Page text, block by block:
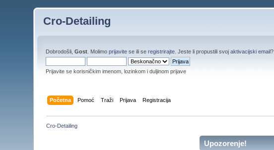
Cro-Detailing
Dobrodošli,Gost . Molimoprijavite se ili seregistrirajte . Jeste li propustili svojaktivacijski email?
Prijavite se korisničkim imenom, lozinkom i duljinom prijave
Početna Pomoć Traži Prijava Registracija
Cro-Detailing
Upozorenje!